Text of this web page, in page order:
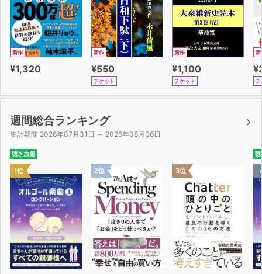
UNIT 6 初対面の会話①
人称代詞／人や物の名前の聞き方・答え方／省略疑問文
「呢」
UNIT 7 初対面の会話②
たずねるときの切り出し表現／目上の人や年配の人の名
前をたずねる
UNIT 8 久しぶりの再会①
「都」の使い方
UNIT 9 久しぶりの再会②
「～是～」の左右はイコール／疑問を表す「吗」と
「吧」／
「没」は過去の動作を否定する
UNIT 10 住む場所と勤務先
場所を表す指示代詞／住む場所・動作の場所を表す／
形容詞の使い方
UNIT 11 出身地について話す
出身地を聞く／「在」は存在する場所を表す
新作
¥1,320
新作
¥550
チケット
新作
¥1,100
チケット
新
チ
週間総合ランキング
集計期間 2026年07月31日 ～ 2026年08月06日
聴き放題
1位 2位 3位
聴